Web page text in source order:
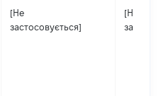
[Не
застосовується]
[Не